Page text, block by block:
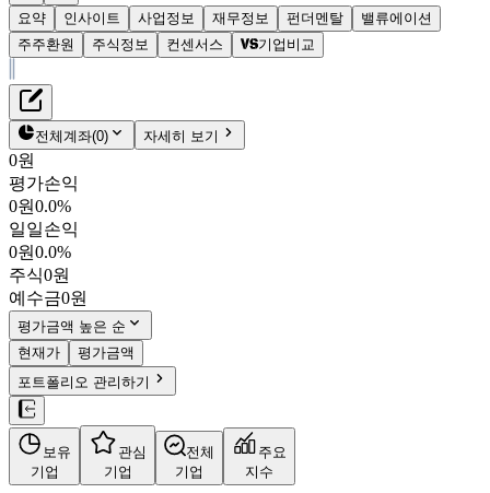
요약 인사이트 사업정보 재무정보 펀더멘탈
밸류에이션
주주환원
주식정보 컨센서스 기업비교
에이아이코리아
3,990원
364950
KOSDAQ
시가총액
PBR0.55
PER-
fPER -
배당수익률-
자사주비율0.09%
결산월12월
4분기누적
10년
주재무제표
재무정보
펀더멘탈
밸류에이션
주주환원
컨센서스
주식정보
전체계좌(0) 자세히 보기
0원
평가손익
0원0.0%
일일손익
0원0.0%
주식0원
예수금0원
평가금액 높은 순
현재가
평가금액
포트폴리오 관리하기
보유
기업
관심
기업
전체
기업
주요
지수